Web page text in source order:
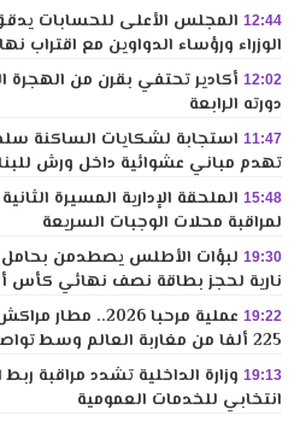
12:44 المجلس الأعلى للحسابات
الوزراء ورؤساء الدواوين مع اقتراب
12:02
دورته الرابعة
11:47 استجابة لشكايات الساكنة
تهدم مباني عشوائية داخل ورش
15:48 الملحقة الإدارية المسيرة
لمراقبة محلات الوجبات السريعة
19:30 لبؤات الأطلس يصطدمن بحامل
نارية لحجز بطاقة نصف نهائي كأس
19:22
عملية مرحبا
225 ألفا من مغاربة العالم وسط تواصل التدفقات نحو المملكة
19:13 وزارة الداخلية تشدد مراقبة
انتخابي للخدمات العمومية